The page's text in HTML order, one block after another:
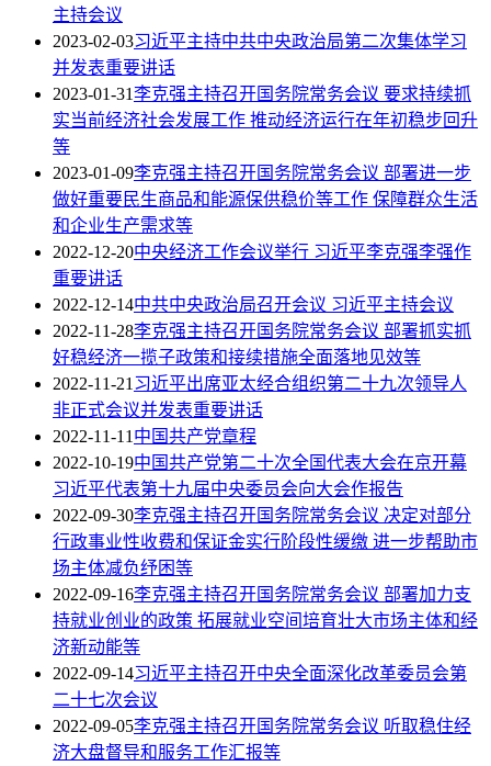
主持会议
2023-02-03习近平主持中共中央政治局第二次集体学习
并发表重要讲话
2023-01-31李克强主持召开国务院常务会议 要求持续抓
实当前经济社会发展工作 推动经济运行在年初稳步回升
等
2023-01-09李克强主持召开国务院常务会议 部署进一步
做好重要民生商品和能源保供稳价等工作 保障群众生活
和企业生产需求等
2022-12-20中央经济工作会议举行 习近平李克强李强作
重要讲话
2022-12-14中共中央政治局召开会议 习近平主持会议
2022-11-28李克强主持召开国务院常务会议 部署抓实抓
好稳经济一揽子政策和接续措施全面落地见效等
2022-11-21习近平出席亚太经合组织第二十九次领导人
非正式会议并发表重要讲话
2022-11-11中国共产党章程
2022-10-19中国共产党第二十次全国代表大会在京开幕
习近平代表第十九届中央委员会向大会作报告
2022-09-30李克强主持召开国务院常务会议 决定对部分
行政事业性收费和保证金实行阶段性缓缴 进一步帮助市
场主体减负纾困等
2022-09-16李克强主持召开国务院常务会议 部署加力支
持就业创业的政策 拓展就业空间培育壮大市场主体和经
济新动能等
2022-09-14习近平主持召开中央全面深化改革委员会第
二十七次会议
2022-09-05李克强主持召开国务院常务会议 听取稳住经
济大盘督导和服务工作汇报等